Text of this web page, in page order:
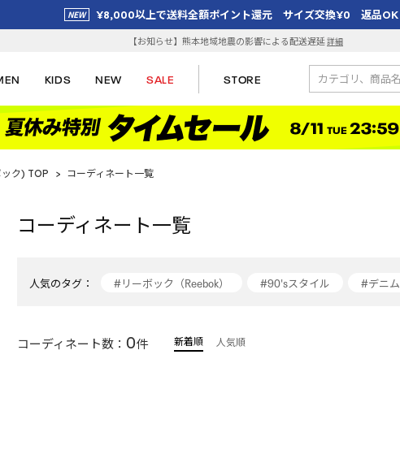
¥8,000以上で送料全額ポイント還元 サイズ交換¥0 返品OK
【お知らせ】熊本地域地震の影響による配送遅延詳細
KIDS NEW SALE STORE
ク) TOP > コーディネート一覧
コーディネート一覧
人気のタグ： #リーボック（Reebok） #90'sスタイル #デニム
コーディネート数： 0件 新着順 人気順